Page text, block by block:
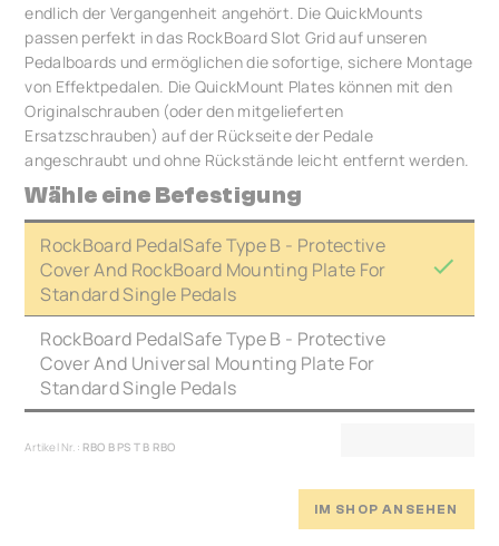
endlich der Vergangenheit angehört. Die QuickMounts
passen perfekt in das RockBoard Slot Grid auf unseren
Pedalboards und ermöglichen die sofortige, sichere Montage
von Effektpedalen. Die QuickMount Plates können mit den
Originalschrauben (oder den mitgelieferten
Ersatzschrauben) auf der Rückseite der Pedale
angeschraubt und ohne Rückstände leicht entfernt werden.
Wähle eine Befestigung
RockBoard PedalSafe Type B - Protective
Cover And RockBoard Mounting Plate For
Standard Single Pedals
RockBoard PedalSafe Type B - Protective
Cover And Universal Mounting Plate For
Standard Single Pedals
Artikel Nr.: RBO B PS T B RBO
IM SHOP ANSEHEN